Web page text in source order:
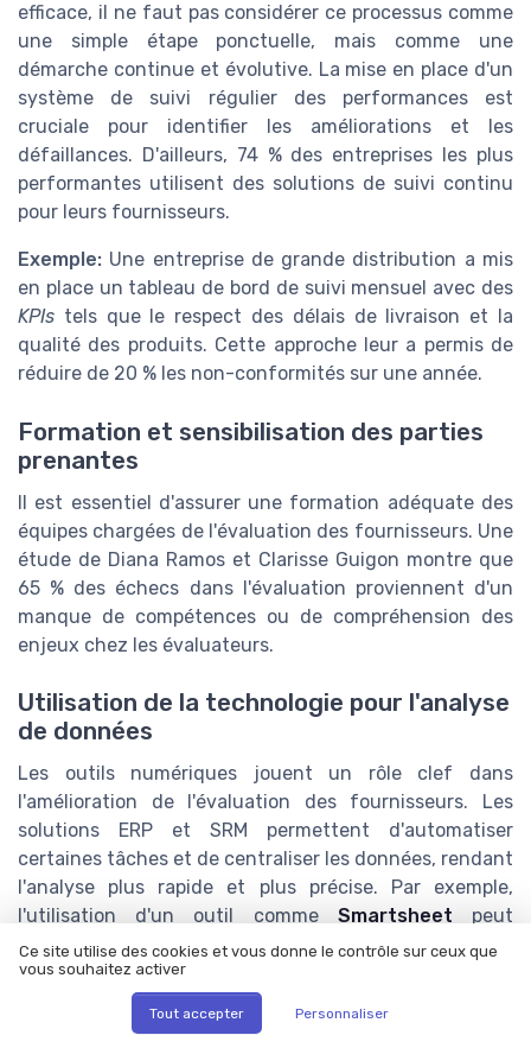
efficace, il ne faut pas considérer ce processus comme
une simple étape ponctuelle, mais comme une
démarche continue et évolutive. La mise en place d'un
système de suivi régulier des performances est
cruciale pour identifier les améliorations et les
défaillances. D'ailleurs, 74 % des entreprises les plus
performantes utilisent des solutions de suivi continu
pour leurs fournisseurs.
Exemple: Une entreprise de grande distribution a mis
en place un tableau de bord de suivi mensuel avec des
KPIs tels que le respect des délais de livraison et la
qualité des produits. Cette approche leur a permis de
réduire de 20 % les non-conformités sur une année.
Formation et sensibilisation des parties
prenantes
Il est essentiel d'assurer une formation adéquate des
équipes chargées de l'évaluation des fournisseurs. Une
étude de Diana Ramos et Clarisse Guigon montre que
65 % des échecs dans l'évaluation proviennent d'un
manque de compétences ou de compréhension des
enjeux chez les évaluateurs.
Utilisation de la technologie pour l'analyse
de données
Les outils numériques jouent un rôle clef dans
l'amélioration de l'évaluation des fournisseurs. Les
solutions ERP et SRM permettent d'automatiser
certaines tâches et de centraliser les données, rendant
l'analyse plus rapide et plus précise. Par exemple,
l'utilisation d'un outil comme Smartsheet peut
faciliter la gestion des indicateurs de performance et
améliorer la réactivité.
Engagement dans une démarche RSE
Ce site utilise des cookies et vous donne le contrôle sur ceux que
vous souhaitez activer
Tout accepter Personnaliser